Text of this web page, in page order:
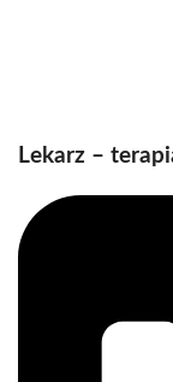
Lekarz –